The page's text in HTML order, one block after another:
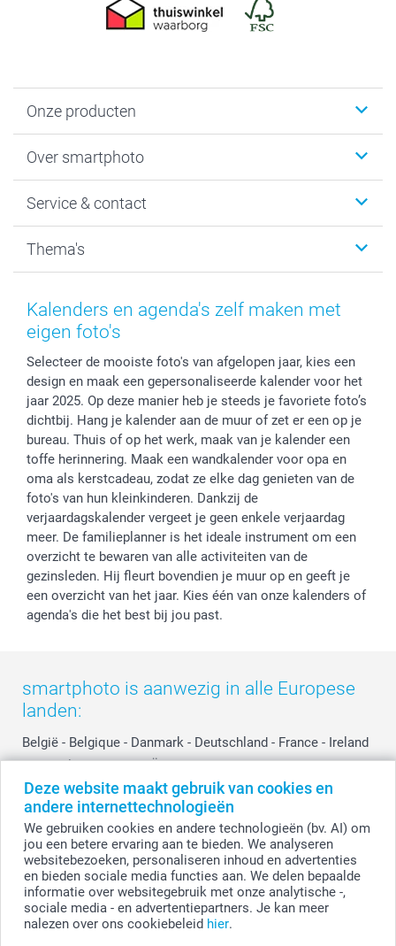
Deze website maakt gebruik van cookies en
andere internettechnologieën
We gebruiken cookies en andere technologieën (bv. AI) om
jou een betere ervaring aan te bieden. We analyseren
websitebezoeken, personaliseren inhoud en advertenties
en bieden sociale media functies aan. We delen bepaalde
informatie over websitegebruik met onze analytische -,
sociale media - en advertentiepartners. Je kan meer
nalezen over ons cookiebeleid hier.
Onze producten
Fotoboeken
Fotocadeaus
Kaarten
Over smartphoto
Vacatures
Bestelproces
Herroepingsrecht
Privacy
Reviews
Prijslijst
Investor Relations
Service & contact
Tevredenheidsgarantie
Mijn orderstatus
smartbonus
service@smartphoto.nl
Affiliate partnerprogramma
Partnerships
Influencer partnerprogramma
Thema's
Baby
Moederdag
Huwelijk
Kalenders en agenda's zelf maken met
eigen foto's
Selecteer de mooiste foto's van afgelopen jaar, kies een
design en maak een gepersonaliseerde kalender voor het
jaar 2025. Op deze manier heb je steeds je favoriete foto’s
dichtbij. Hang je kalender aan de muur of zet er een op je
bureau. Thuis of op het werk, maak van je kalender een
toffe herinnering. Maak een wandkalender voor opa en
oma als kerstcadeau, zodat ze elke dag genieten van de
foto's van hun kleinkinderen. Dankzij de
verjaardagskalender vergeet je geen enkele verjaardag
meer. De familieplanner is het ideale instrument om een
overzicht te bewaren van alle activiteiten van de
gezinsleden. Hij fleurt bovendien je muur op en geeft je
een overzicht van het jaar. Kies één van onze kalenders of
agenda's die het best bij jou past.
smartphoto is aanwezig in alle Europese
landen:
België - Belgique - Danmark - Deutschland - France - Ireland
- Nederland - Norge - Österreich - Schweiz - Suisse -
Switzerland - Suomi - Sverige - United Kingdom -
Other Countries
Alle prijzen zijn in EURO (€) inclusief BTW en exclusief verzendkosten.